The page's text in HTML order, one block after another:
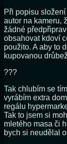
Při popisu
autor na kameru,
žádné
obsahovat kdoví
použito. A aby to
kupovanou
???
Tak chlubím se
vyrábím extra
regálu
Tak to jsem si
mletého masa či
bych si neudělal